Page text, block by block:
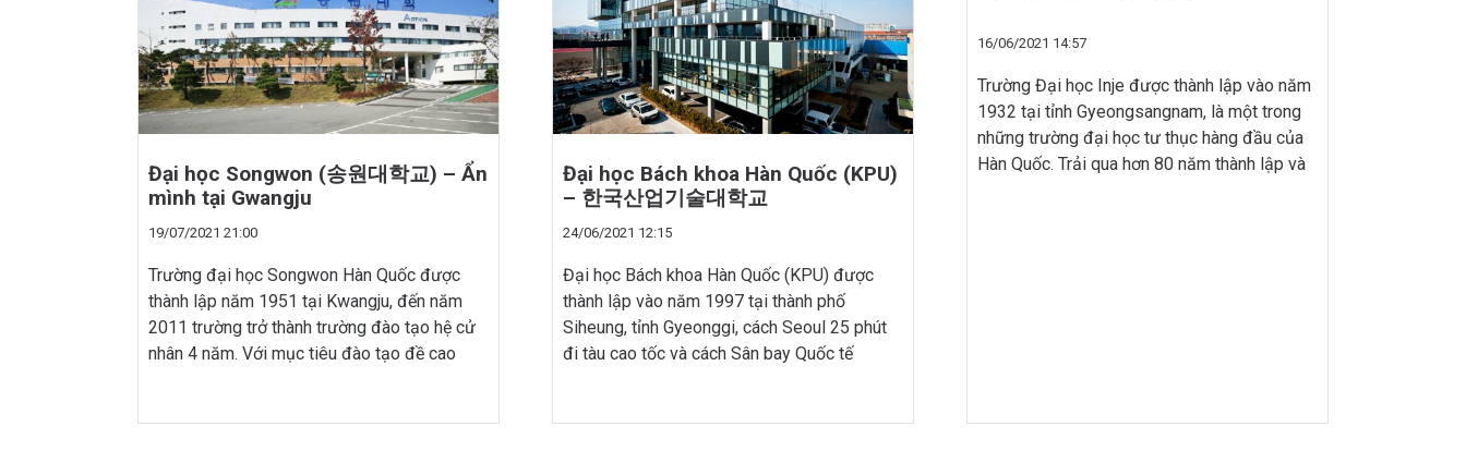
Đại học Songwon (송원대학교) – Ẩn
mình tại Gwangju
19/07/2021 21:00
Trường đại học Songwon Hàn Quốc được
thành lập năm 1951 tại Kwangju, đến năm
2011 trường trở thành trường đào tạo hệ cử
nhân 4 năm. Với mục tiêu đào tạo đề cao
Đại học Bách khoa Hàn Quốc (KPU)
– 한국산업기술대학교
24/06/2021 12:15
Đại học Bách khoa Hàn Quốc (KPU) được
thành lập vào năm 1997 tại thành phố
Siheung, tỉnh Gyeonggi, cách Seoul 25 phút
đi tàu cao tốc và cách Sân bay Quốc tế
16/06/2021 14:57
Trường Đại học Inje được thành lập vào năm
1932 tại tỉnh Gyeongsangnam, là một trong
những trường đại học tư thục hàng đầu của
Hàn Quốc. Trải qua hơn 80 năm thành lập và